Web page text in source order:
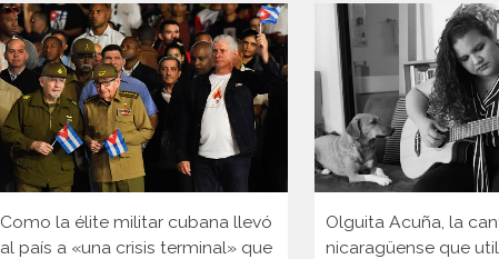
Como la élite militar cubana llevó
al país a «una crisis terminal» que
Olguita Acuña, la
nicaragüense que